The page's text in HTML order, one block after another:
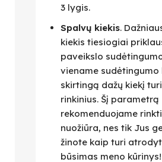
3 lygis.
Spalvų kiekis.
kiekis tiesiogiai
paveikslo
viename
skirtingą dažų kiekį
rinkinius. Šį parametrą
rekomenduojame
nuožiūra, nes tik Jus
žinote kaip turi
būsimas meno kūrinys!